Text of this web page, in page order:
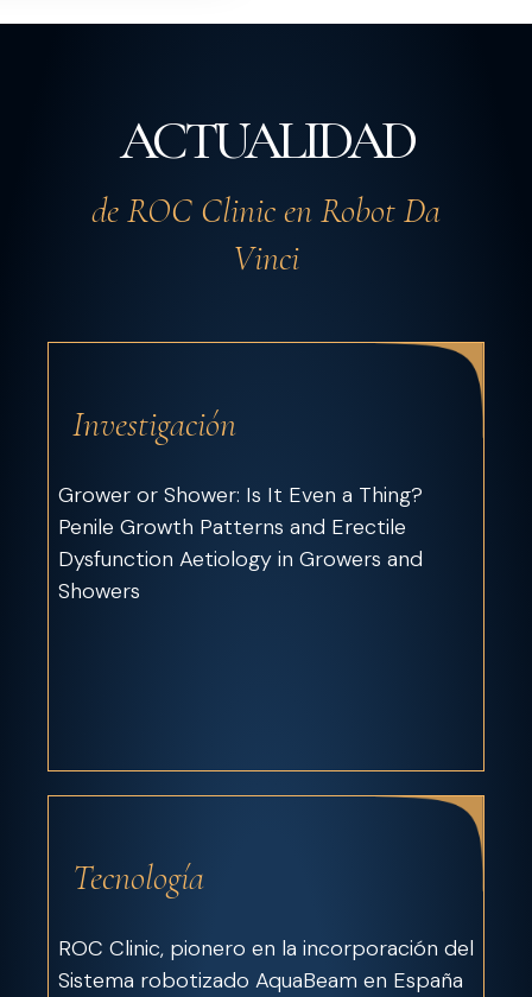
ACTUALIDAD
de ROC Clinic en Robot Da
Vinci
Investigación
Grower or Shower: Is It Even a Thing?
Penile Growth Patterns and Erectile
Dysfunction Aetiology in Growers and
Showers
Tecnología
ROC Clinic, pionero en la incorporación del
Sistema robotizado AquaBeam en España